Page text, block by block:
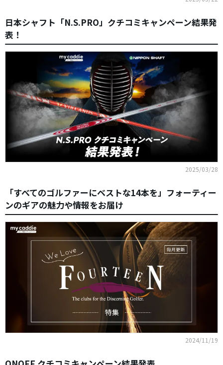
日本シャフト「N.S.PRO」クチコミキャンペーン結果発
表！
2025/03/28
「すべてのゴルファーにベストな14本を」フォーティー
ンのギアの魅力や情報をお届け
2024/11/19